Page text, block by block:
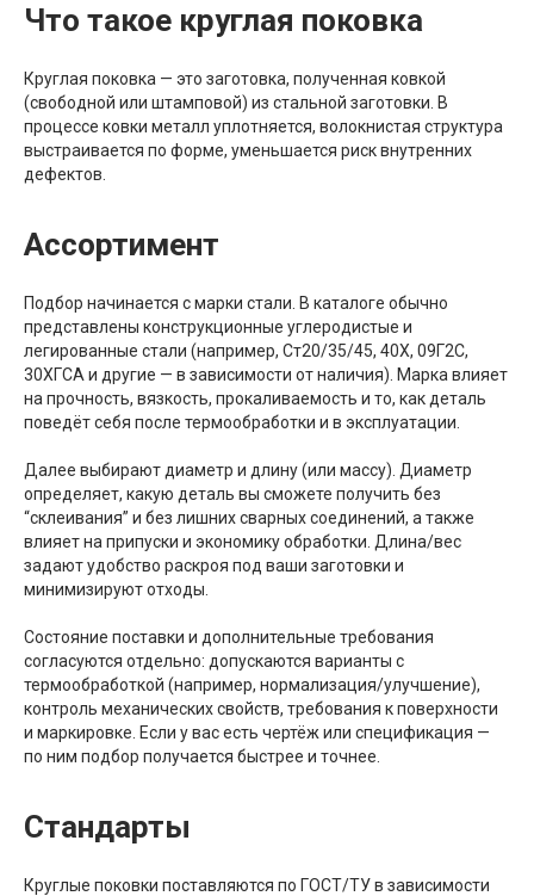
Что такое круглая поковка
Круглая поковка — это заготовка, полученная ковкой
(свободной или штамповой) из стальной заготовки. В
процессе ковки металл уплотняется, волокнистая структура
выстраивается по форме, уменьшается риск внутренних
дефектов.
Ассортимент
Подбор начинается с марки стали. В каталоге обычно
представлены конструкционные углеродистые и
легированные стали (например, Ст20/35/45, 40Х, 09Г2С,
30ХГСА и другие — в зависимости от наличия). Марка влияет
на прочность, вязкость, прокаливаемость и то, как деталь
поведёт себя после термообработки и в эксплуатации.
Далее выбирают диаметр и длину (или массу). Диаметр
определяет, какую деталь вы сможете получить без
“склеивания” и без лишних сварных соединений, а также
влияет на припуски и экономику обработки. Длина/вес
задают удобство раскроя под ваши заготовки и
минимизируют отходы.
Состояние поставки и дополнительные требования
согласуются отдельно: допускаются варианты с
термообработкой (например, нормализация/улучшение),
контроль механических свойств, требования к поверхности
и маркировке. Если у вас есть чертёж или спецификация —
по ним подбор получается быстрее и точнее.
Стандарты
Круглые поковки поставляются по ГОСТ/ТУ в зависимости